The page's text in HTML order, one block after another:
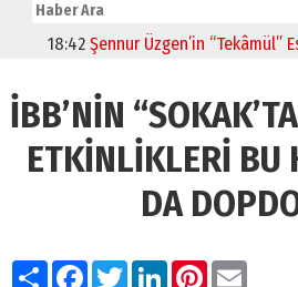
18:42 Şennur Üzgen’in “Tekâmül”
İBB’NİN
ETKİNLİKLERİ BU
DA
PaylaşFacebook
TwitterLinkedIn
Pinterest
Email